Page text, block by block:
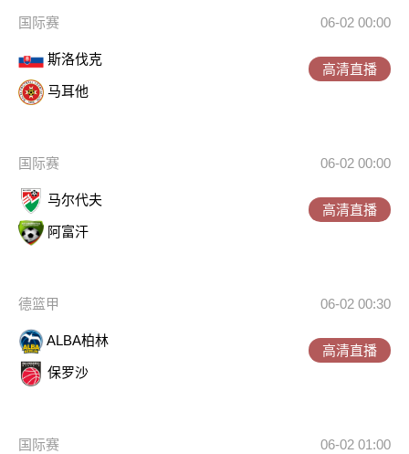
国际赛 06-02 00:00
斯洛伐克
马耳他
高清直播
国际赛 06-02 00:00
马尔代夫
阿富汗
高清直播
德篮甲 06-02 00:30
ALBA柏林
保罗沙
高清直播
国际赛 06-02 01:00